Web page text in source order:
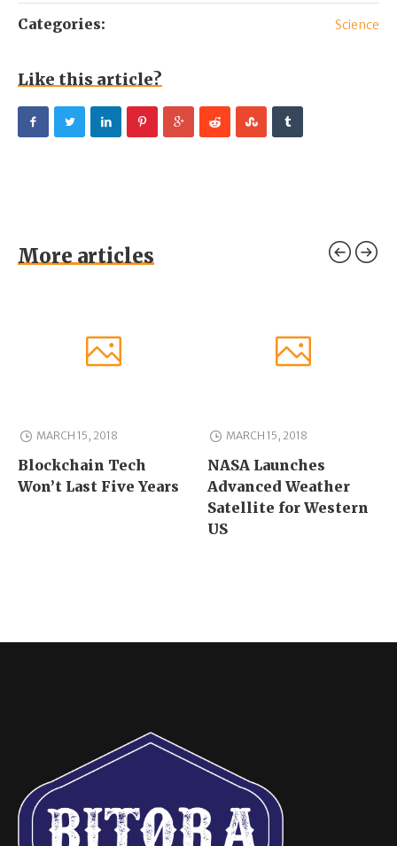
Categories: Science
Like this article?
More articles
MARCH 15, 2018
Blockchain Tech
Won’t Last Five Years
MARCH 15, 2018
NASA Launches
Advanced Weather
Satellite for Western
US